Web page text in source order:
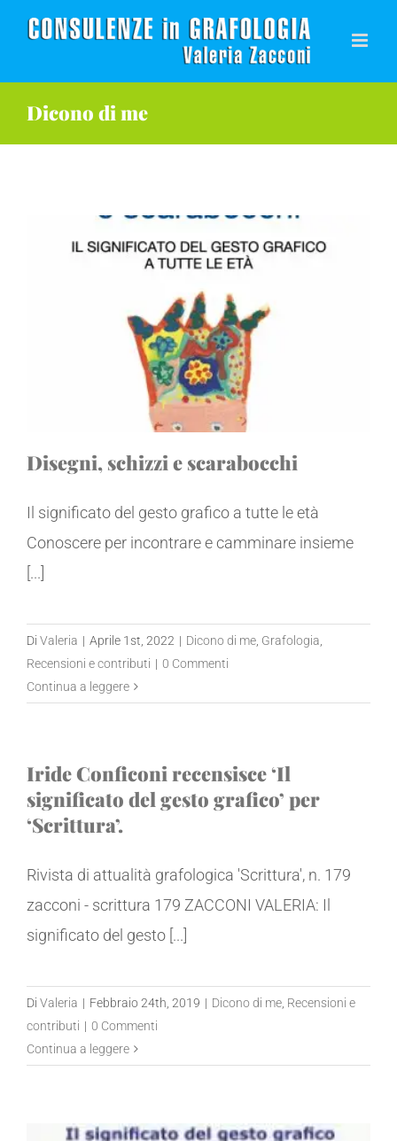
Salta
Dicono di me
Disegni, schizzi e scarabocchi
Il significato del gesto grafico a tutte le età
Conoscere per incontrare e camminare insieme
[...]
Di Valeria | Aprile 1st, 2022 | Dicono di me Grafologia
Recensioni e contributi | 0 Commenti
Continua a leggere
Iride Conficoni recensisce ‘Il
significato del gesto grafico’ per
‘Scrittura’.
Rivista di attualità grafologica 'Scrittura', n. 179
zacconi - scrittura 179 ZACCONI VALERIA: Il
significato del gesto [...]
Di Valeria | Febbraio 24th, 2019 | Dicono di me Recensioni e
contributi | 0 Commenti
Continua a leggere